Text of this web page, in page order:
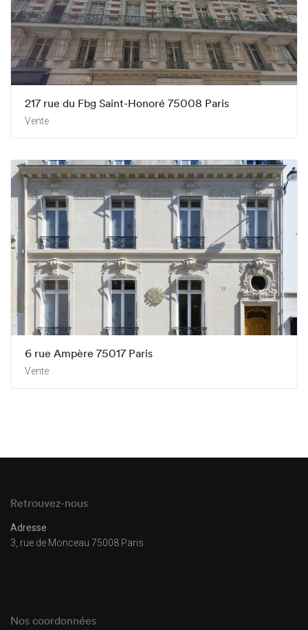
217 rue du Fbg Saint-Honoré 75008 Paris
Vente
6 rue Ampère 75017 Paris
Vente
Retrouvez-nous
Adresse
3, rue de Monceau 75008 Paris
Nos coordonnées